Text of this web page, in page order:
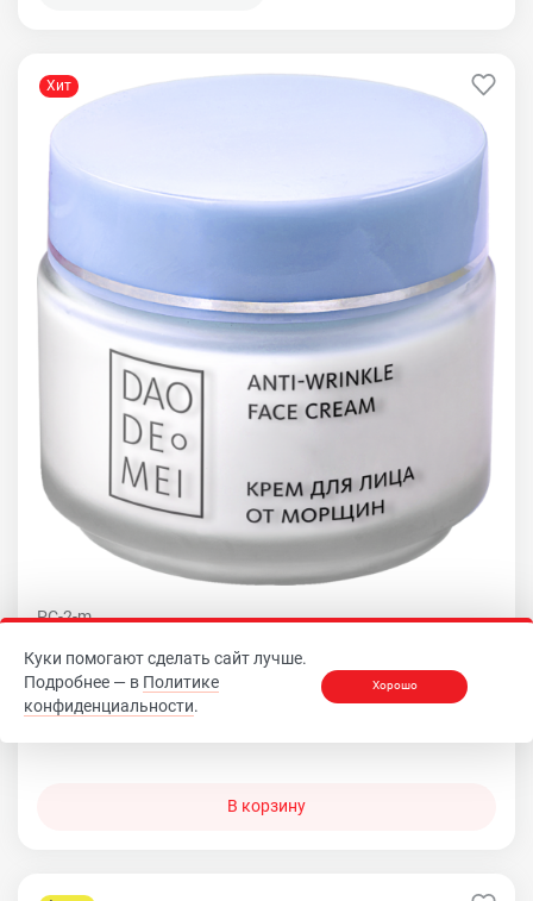
Хит
PC-2-m
плаценты
644
В корзину
Куки помогают сделать сайт лучше.
Подробнее — в Политике
конфиденциальности.
Хорошо